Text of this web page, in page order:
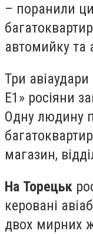
– поранили
автомийку та
Три
Е1» росіяни
Одну людину
магазин,
На Торецьк
керовані
двох мирних